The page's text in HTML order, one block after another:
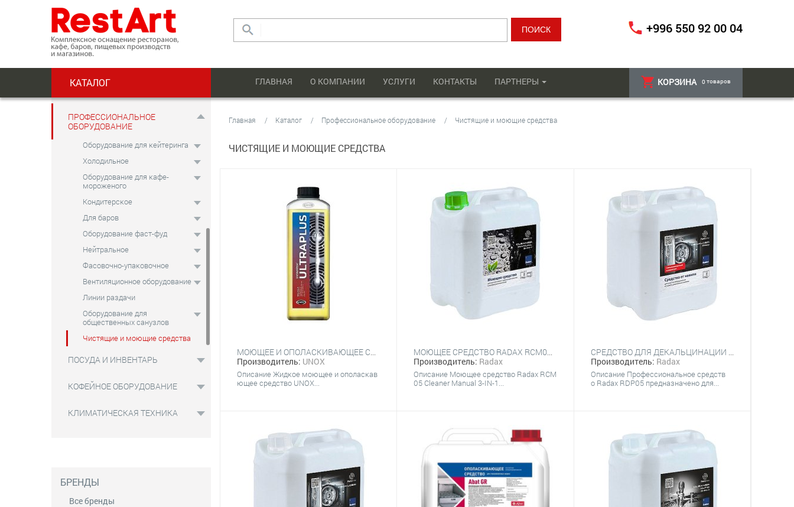
+996 550 92 00 04
КАТАЛОГ ГЛАВНАЯ О КОМПАНИИ УСЛУГИ КОНТАКТЫ ПАРТНЕРЫ КОРЗИНА 0 товаров
ПРОФЕССИОНАЛЬНОЕ
ОБОРУДОВАНИЕ
Электромеханическое
Хлебопекарное
Оборудование для шоколада
Мясоперерабатывающее
Посудомоечное
Оборудование для
дезинфекции и очистки
Шведские столы и салат-бары
Оборудование для кейтеринга
Холодильное
Оборудование для кафе-
мороженого
Кондитерское
Для баров
Оборудование фаст-фуд
Нейтральное
Фасовочно-упаковочное
Вентиляционное оборудование
Линии раздачи
Оборудование для
общественных санузлов
Чистящие и моющие средства
ПОСУДА И ИНВЕНТАРЬ
КОФЕЙНОЕ ОБОРУДОВАНИЕ
КЛИМАТИЧЕСКАЯ ТЕХНИКА
БРЕНДЫ
Все бренды
Главная Каталог Профессиональное оборудование Чистящие и моющие средства
ЧИСТЯЩИЕ И МОЮЩИЕ СРЕДСТВА
МОЮЩЕЕ И ОПОЛАСКИВАЮЩЕЕ СРЕДСТВО UNOX DET&RINSE ULTRAPLUS, 1 ЛИТР
Производитель: UNOX
Описание Жидкое моющее и ополаскав
ющее средство UNOX...
МОЮЩЕЕ СРЕДСТВО RADAX RCM05 СLEANER MANUAL 3-IN-1 (5 КГ)
Производитель: Radax
Описание Моющее средство Radax RCM
05 Сleaner Manual 3-IN-1...
СРЕДСТВО ДЛЯ ДЕКАЛЬЦИНАЦИИ RADAX RDP05
Производитель: Radax
Описание Профессиональное средств
о Radax RDP05 предназначено для...